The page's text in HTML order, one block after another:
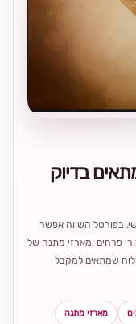
בדיוק
בפורטל השווה אפשר
פרחים ומארזי מתנה של
שמתאים למקבל
מארזי מתנה